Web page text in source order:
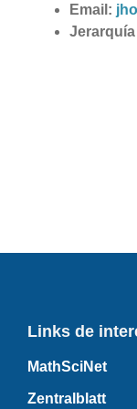
Email:
Links de
MathSciNet
Zentralblatt